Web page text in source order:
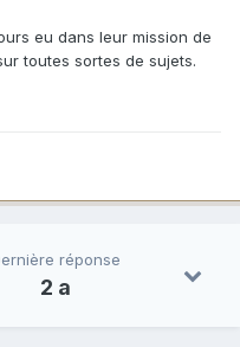
eu dans leur mission de
toutes sortes de sujets.
réponse
2 a